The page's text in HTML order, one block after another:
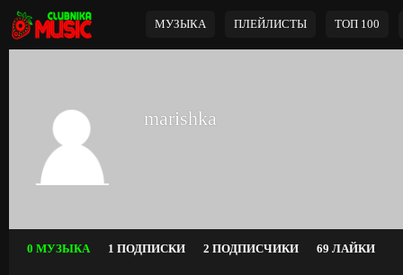
МУЗЫКА ПЛЕЙЛИСТЫ ТОП 100
marishka
0 МУЗЫКА 1 ПОДПИСКИ 2 ПОДПИСЧИКИ 69 ЛАЙКИ